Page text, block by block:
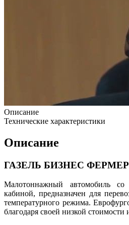
Описание
Технические характеристики
Описание
ГАЗЕЛЬ БИЗНЕС ФЕРМЕР
Малотоннажный автомобиль со
кабиной, предназначен для
температурного режима.
благодаря своей низкой стоимости